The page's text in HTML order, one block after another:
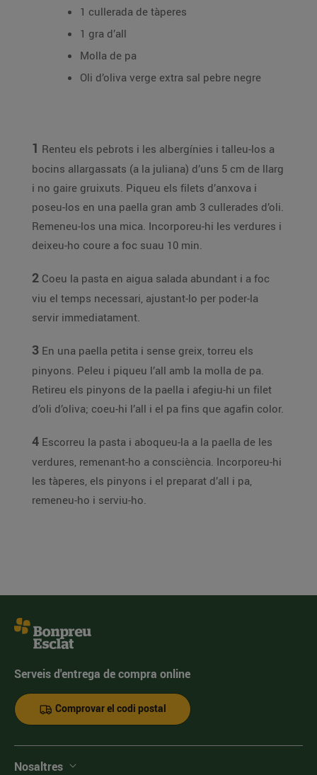
1 cullerada de tàperes
1 gra d’all
Molla de pa
Oli d’oliva verge extra sal pebre negre
1 Renteu els pebrots i les albergínies i talleu-los a
bocins allargassats (a la juliana) d’uns 5 cm de llarg
i no gaire gruixuts. Piqueu els filets d’anxova i
poseu-los en una paella gran amb 3 cullerades d’oli.
Remeneu-los una mica. Incorporeu-hi les verdures i
deixeu-ho coure a foc suau 10 min.
2 Coeu la pasta en aigua salada abundant i a foc
viu el temps necessari, ajustant-lo per poder-la
servir immediatament.
3 En una paella petita i sense greix, torreu els
pinyons. Peleu i piqueu l’all amb la molla de pa.
Retireu els pinyons de la paella i afegiu-hi un filet
d’oli d’oliva; coeu-hi l’all i el pa fins que agafin color.
4 Escorreu la pasta i aboqueu-la a la paella de les
verdures, remenant-ho a consciència. Incorporeu-hi
les tàperes, els pinyons i el preparat d’all i pa,
remeneu-ho i serviu-ho.
Serveis d'entrega de compra online
Comprovar el codi postal
Nosaltres